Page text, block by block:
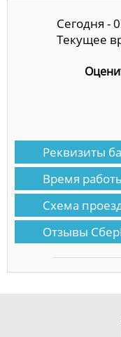
Сегодня -
Текущее
Реквизиты
Время
Схема
Отзывы